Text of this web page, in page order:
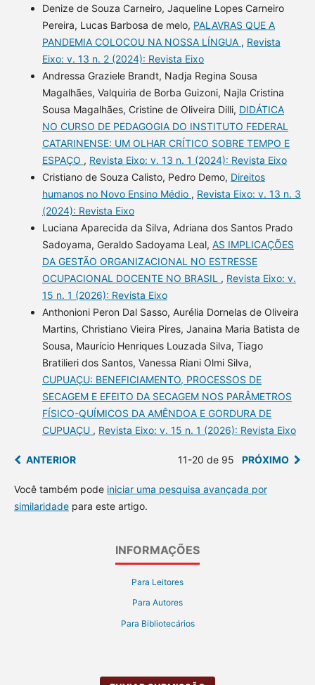
Denize de Souza Carneiro, Jaqueline Lopes Carneiro
Pereira, Lucas Barbosa de melo, PALAVRAS QUE A
PANDEMIA COLOCOU NA NOSSA LÍNGUA , Revista
Eixo: v. 13 n. 2 (2024): Revista Eixo
Andressa Graziele Brandt, Nadja Regina Sousa
Magalhães, Valquiria de Borba Guizoni, Najla Cristina
Sousa Magalhães, Cristine de Oliveira Dilli, DIDÁTICA
NO CURSO DE PEDAGOGIA DO INSTITUTO FEDERAL
CATARINENSE: UM OLHAR CRÍTICO SOBRE TEMPO E
ESPAÇO , Revista Eixo: v. 13 n. 1 (2024): Revista Eixo
Cristiano de Souza Calisto, Pedro Demo, Direitos
humanos no Novo Ensino Médio , Revista Eixo: v. 13 n. 3
(2024): Revista Eixo
Luciana Aparecida da Silva, Adriana dos Santos Prado
Sadoyama, Geraldo Sadoyama Leal, AS IMPLICAÇÕES
DA GESTÃO ORGANIZACIONAL NO ESTRESSE
OCUPACIONAL DOCENTE NO BRASIL , Revista Eixo: v.
15 n. 1 (2026): Revista Eixo
Anthonioni Peron Dal Sasso, Aurélia Dornelas de Oliveira
Martins, Christiano Vieira Pires, Janaina Maria Batista de
Sousa, Maurício Henriques Louzada Silva, Tiago
Bratilieri dos Santos, Vanessa Riani Olmi Silva,
CUPUAÇU: BENEFICIAMENTO, PROCESSOS DE
SECAGEM E EFEITO DA SECAGEM NOS PARÂMETROS
FÍSICO-QUÍMICOS DA AMÊNDOA E GORDURA DE
CUPUAÇU , Revista Eixo: v. 15 n. 1 (2026): Revista Eixo
ANTERIOR 11-20 de 95 PRÓXIMO
Você também pode iniciar uma pesquisa avançada por
similaridadepara este artigo.
INFORMAÇÕES
Para Leitores
Para Autores
Para Bibliotecários